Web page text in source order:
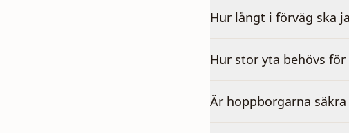
Hur långt i förväg ska
Hur stor yta behövs
Är hoppborgarna